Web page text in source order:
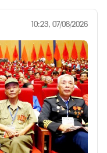
10:23, 07/08/2026